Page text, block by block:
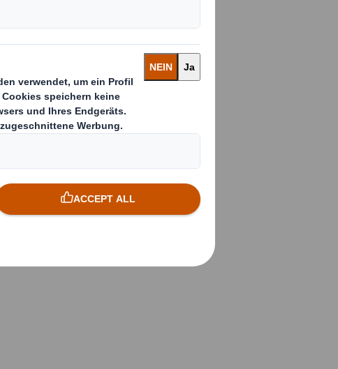
eine
übertrifft
Und